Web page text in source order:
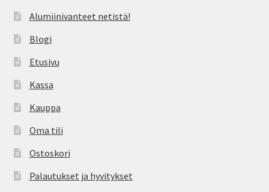
Alumiinivanteet netistä!
Blogi
Etusivu
Kassa
Kauppa
Oma tili
Ostoskori
Palautukset ja hyvitykset